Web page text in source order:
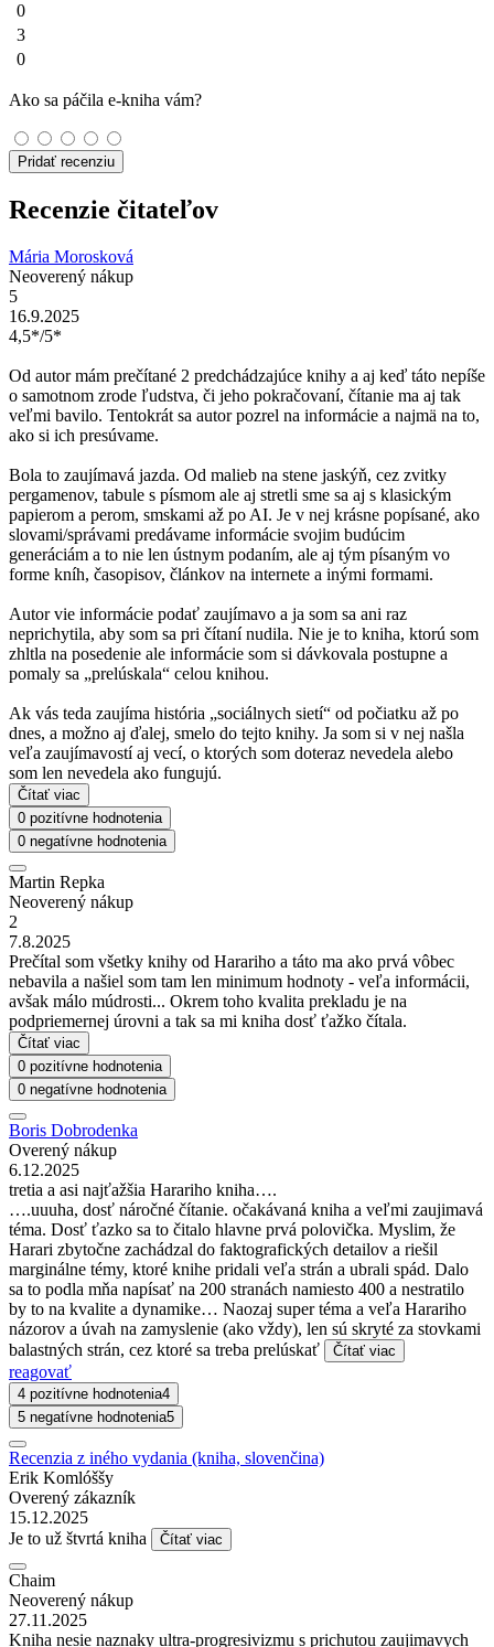
0
3
0
Ako sa páčila e-kniha vám?
Pridať recenziu
Recenzie čitateľov
Mária Morosková
Neoverený nákup
5
16.9.2025
4,5*/5*
Od autor mám prečítané 2 predchádzajúce knihy a aj keď táto nepíše
o samotnom zrode ľudstva, či jeho pokračovaní, čítanie ma aj tak
veľmi bavilo. Tentokrát sa autor pozrel na informácie a najmä na to,
ako si ich presúvame.
Bola to zaujímavá jazda. Od malieb na stene jaskýň, cez zvitky
pergamenov, tabule s písmom ale aj stretli sme sa aj s klasickým
papierom a perom, smskami až po AI. Je v nej krásne popísané, ako
slovami/správami predávame informácie svojim budúcim
generáciám a to nie len ústnym podaním, ale aj tým písaným vo
forme kníh, časopisov, článkov na internete a inými formami.
Autor vie informácie podať zaujímavo a ja som sa ani raz
neprichytila, aby som sa pri čítaní nudila. Nie je to kniha, ktorú som
zhltla na posedenie ale informácie som si dávkovala postupne a
pomaly sa „prelúskala“ celou knihou.
Ak vás teda zaujíma história „sociálnych sietí“ od počiatku až po
dnes, a možno aj ďalej, smelo do tejto knihy. Ja som si v nej našla
veľa zaujímavostí aj vecí, o ktorých som doteraz nevedela alebo
som len nevedela ako fungujú.
Čítať viac
0 pozitívne hodnotenia
0 negatívne hodnotenia
Martin Repka
Neoverený nákup
2
7.8.2025
Prečítal som všetky knihy od Harariho a táto ma ako prvá vôbec
nebavila a našiel som tam len minimum hodnoty - veľa informácii,
avšak málo múdrosti... Okrem toho kvalita prekladu je na
podpriemernej úrovni a tak sa mi kniha dosť ťažko čítala.
Čítať viac
0 pozitívne hodnotenia
0 negatívne hodnotenia
Boris Dobrodenka
Overený nákup
6.12.2025
tretia a asi najťažšia Harariho kniha….
….uuuha, dosť náročné čítanie. očakávaná kniha a veľmi zaujimavá
téma. Dosť ťazko sa to čitalo hlavne prvá polovička. Myslim, že
Harari zbytočne zachádzal do faktografických detailov a riešil
marginálne témy, ktoré knihe pridali veľa strán a ubrali spád. Dalo
sa to podla mňa napísať na 200 stranách namiesto 400 a nestratilo
by to na kvalite a dynamike… Naozaj super téma a veľa Harariho
názorov a úvah na zamyslenie (ako vždy), len sú skryté za stovkami
balastných strán, cez ktoré sa treba prelúskať
Čítať viac
reagovať
4 pozitívne hodnotenia4
5 negatívne hodnotenia5
Recenzia z iného vydania (kniha, slovenčina)
Erik Komlóššy
Overený zákazník
15.12.2025
Je to už štvrtá kniha
Čítať viac
Chaim
Neoverený nákup
27.11.2025
Kniha nesie naznaky ultra-progresivizmu s prichutou zaujimavych